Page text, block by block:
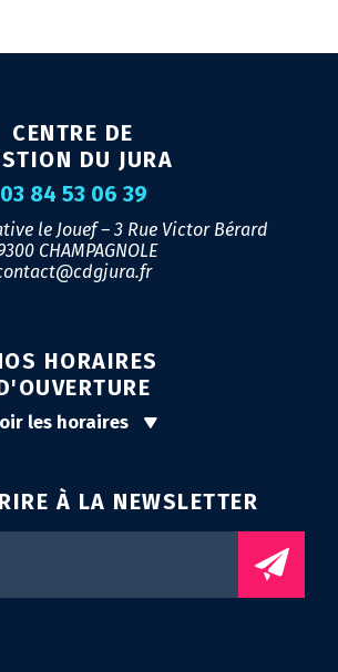
CONTACT
CENTRE DE
DU JURA
03 84 53 06 39
le Jouef – 3 Rue Victor Bérard
CHAMPAGNOLE
HORAIRES
les horaires
À LA NEWSLETTER